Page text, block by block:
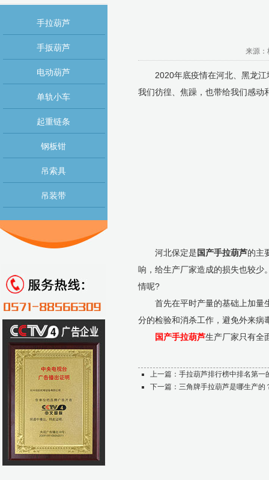
手拉葫芦
手扳葫芦
电动葫芦
单轨小车
起重链条
钢板钳
吊索具
吊装带
来源：
2020年底疫情在河北、黑龙江
我们彷徨、焦躁，也带给我们感动
河北保定是国产手拉葫芦的主
响，给生产厂家造成的损失也较少
情呢?
首先在平时产量的基础上加量生
分的检验和消杀工作，避免外来病
国产手拉葫芦生产厂家只有全
上一篇： 手拉葫芦排行榜中排名第一
下一篇： 三角牌手拉葫芦是哪生产的